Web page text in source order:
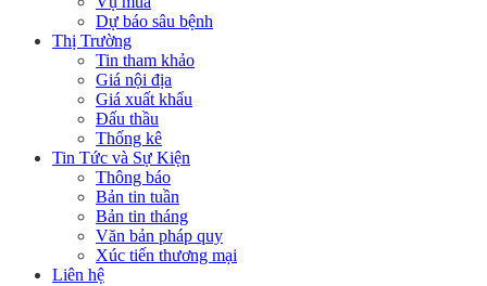
Dự báo sâu bệnh
Thị Trường
Tin tham khảo
Giá nội địa
Giá xuất khẩu
Đấu thầu
Thống kê
Tin Tức và Sự Kiện
Thông báo
Bản tin tuần
Bản tin tháng
Văn bản pháp quy
Xúc tiến thương mại
Liên hệ